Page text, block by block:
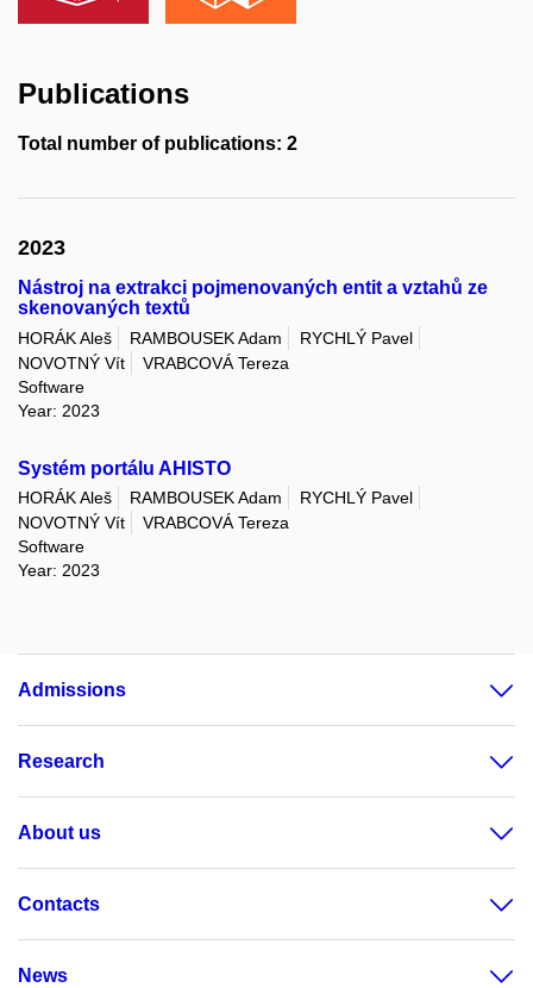
Publications
Total number of publications: 2
2023
Nástroj na extrakci pojmenovaných entit a vztahů ze
skenovaných textů
HORÁK Aleš RAMBOUSEK Adam
RYCHLÝ Pavel
NOVOTNÝ Vít
VRABCOVÁ Tereza
Software
Year: 2023
Systém portálu AHISTO
HORÁK Aleš RAMBOUSEK Adam
RYCHLÝ Pavel
NOVOTNÝ Vít
VRABCOVÁ Tereza
Software
Year: 2023
Admissions
Research
About us
Contacts
News